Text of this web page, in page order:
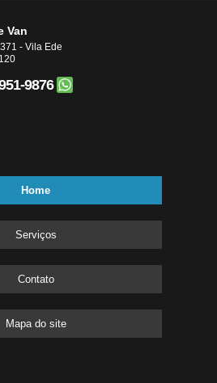
Van
- Vila Ede
9876
Home
Serviços
Contato
Mapa do site